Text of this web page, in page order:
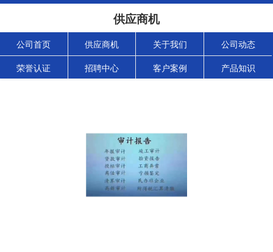
供应商机
公司首页 供应商机 关于我们 公司动态
荣誉认证 招聘中心 客户案例 产品知识